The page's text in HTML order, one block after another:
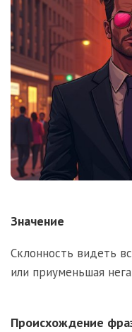
Значение
Склонность видеть
или приуменьшая
Происхождение